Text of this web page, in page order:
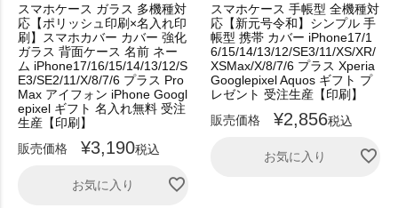
スマホケース ガラス 多機種対
応【ポリッシュ印刷×名入れ印
刷】スマホカバー カバー 強化
ガラス 背面ケース 名前 ネー
ム iPhone17/16/15/14/13/12/S
E3/SE2/11/X/8/7/6 プラス Pro
Max アイフォン iPhone Googl
epixel ギフト 名入れ無料 受注
生産【印刷】
販売価格
¥3,190税込
お気に入り
スマホケース 手帳型 全機種対
応【新元号令和】シンプル 手
帳型 携帯 カバー iPhone17/1
6/15/14/13/12/SE3/11/XS/XR/
XSMax/X/8/7/6 プラス Xperia
Googlepixel Aquos ギフト プ
レゼント 受注生産【印刷】
販売価格
¥2,856税込
お気に入り